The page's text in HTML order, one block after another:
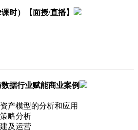
时）【面授/直播】
据行业赋能商业案例
产模型的分析和应用
略分析
及运营